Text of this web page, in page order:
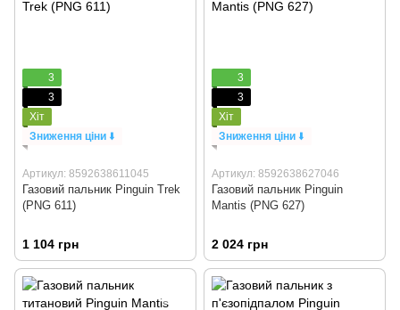
3
3
Хіт
Зниження ціни ⬇️
Артикул: 8592638611045
Газовий пальник Pinguin Trek
(PNG 611)
1 104 грн
3
3
Хіт
Зниження ціни ⬇️
Артикул: 8592638627046
Газовий пальник Pinguin
Mantis (PNG 627)
2 024 грн